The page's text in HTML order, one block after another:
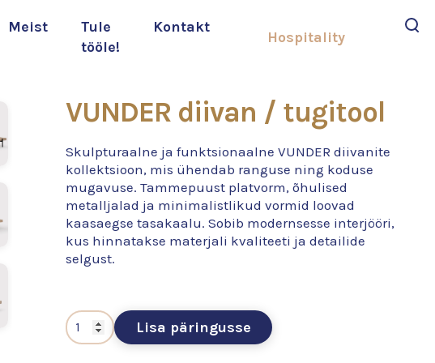
Meist
Tule
tööle!
Kontakt
Hospitality
VUNDER diivan / tugitool
Skulpturaalne ja funktsionaalne VUNDER diivanite
kollektsioon, mis ühendab ranguse ning koduse
mugavuse. Tammepuust platvorm, õhulised
metalljalad ja minimalistlikud vormid loovad
kaasaegse tasakaalu. Sobib modernsesse interjööri,
kus hinnatakse materjali kvaliteeti ja detailide
selgust.
Lisa päringusse